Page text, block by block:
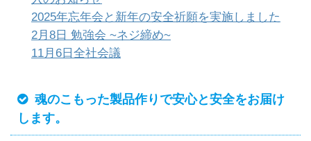
2025年忘年会と新年の安全祈願を実施しました
2月8日 勉強会 ~ネジ締め~
11月6日全社会議
魂のこもった製品作りで安心と安全をお届け
します。